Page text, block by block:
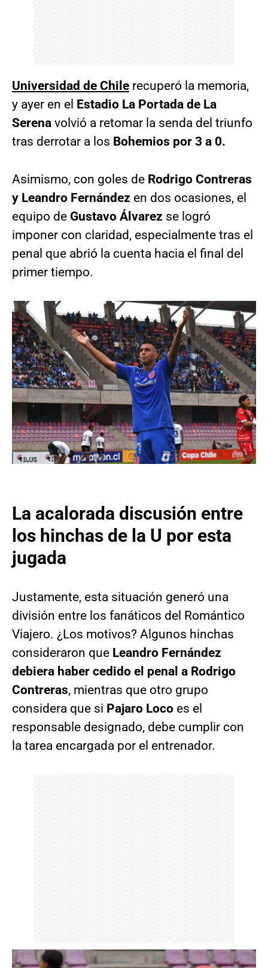
Universidad de Chile recuperó la memoria,
y ayer en el Estadio La Portada de La
Serena volvió a retomar la senda del triunfo
tras derrotar a los Bohemios por 3 a 0.
Asimismo, con goles de Rodrigo Contreras
y Leandro Fernández en dos ocasiones, el
equipo de Gustavo Álvarez se logró
imponer con claridad, especialmente tras el
penal que abrió la cuenta hacia el final del
primer tiempo.
La acalorada discusión entre
los hinchas de la U por esta
jugada
Justamente, esta situación generó una
división entre los fanáticos del Romántico
Viajero. ¿Los motivos? Algunos hinchas
consideraron que Leandro Fernández
debiera haber cedido el penal a Rodrigo
Contreras, mientras que otro grupo
considera que si Pajaro Loco es el
responsable designado, debe cumplir con
la tarea encargada por el entrenador.